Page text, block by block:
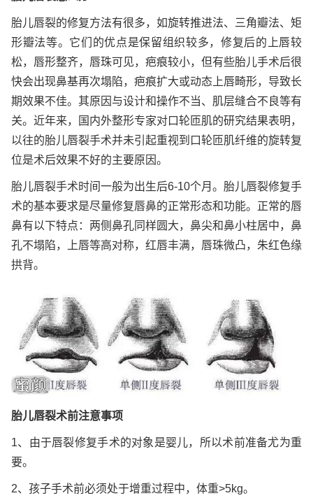
胎儿唇裂的修复方法有很多，如旋转推进法、三角瓣法、矩
形瓣法等。它们的优点是保留组织较多，修复后的上唇较
松，唇形整齐，唇珠可见，疤痕较小，但有些胎儿手术后很
快会出现鼻基再次塌陷，疤痕扩大或动态上唇畸形，导致长
期效果不佳。其原因与设计和操作不当、肌层缝合不良等有
关。近年来，国内外整形专家对口轮匝肌的研究结果表明，
以往的胎儿唇裂手术并未引起重视到口轮匝肌纤维的旋转复
位是术后效果不好的主要原因。
胎儿唇裂手术时间一般为出生后6-10个月。胎儿唇裂修复手
术的基本要求是尽量修复唇鼻的正常形态和功能。正常的唇
鼻有以下特点：两侧鼻孔同样圆大，鼻尖和鼻小柱居中，鼻
孔不塌陷，上唇等高对称，红唇丰满，唇珠微凸，朱红色缘
拱背。
胎儿唇裂术前注意事项
1、由于唇裂修复手术的对象是婴儿，所以术前准备尤为重
要。
2、孩子手术前必须处于增重过程中，体重>5kg。